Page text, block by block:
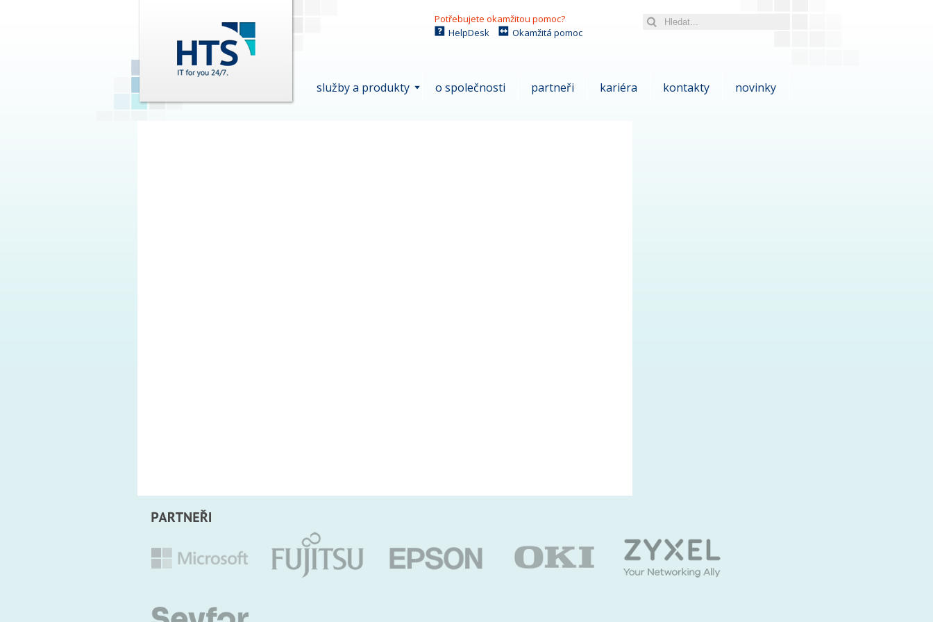
Potřebujete okamžitou pomoc?
HelpDesk
Okamžitá pomoc
služby a produkty o společnosti partneři kariéra kontakty novinky